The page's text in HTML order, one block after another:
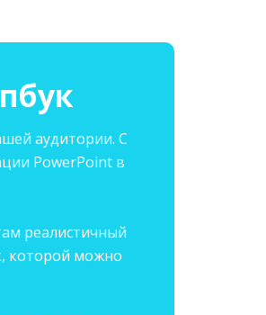
аудитории. С
PowerPoint в
реалистичный
которой можно